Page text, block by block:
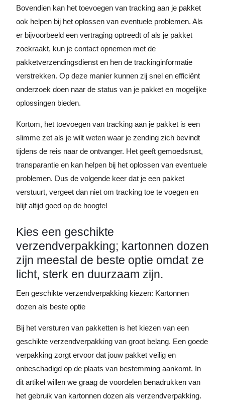
Bovendien kan het toevoegen van tracking aan je pakket
ook helpen bij het oplossen van eventuele problemen. Als
er bijvoorbeeld een vertraging optreedt of als je pakket
zoekraakt, kun je contact opnemen met de
pakketverzendingsdienst en hen de trackinginformatie
verstrekken. Op deze manier kunnen zij snel en efficiënt
onderzoek doen naar de status van je pakket en mogelijke
oplossingen bieden.
Kortom, het toevoegen van tracking aan je pakket is een
slimme zet als je wilt weten waar je zending zich bevindt
tijdens de reis naar de ontvanger. Het geeft gemoedsrust,
transparantie en kan helpen bij het oplossen van eventuele
problemen. Dus de volgende keer dat je een pakket
verstuurt, vergeet dan niet om tracking toe te voegen en
blijf altijd goed op de hoogte!
Kies een geschikte
verzendverpakking; kartonnen dozen
zijn meestal de beste optie omdat ze
licht, sterk en duurzaam zijn.
Een geschikte verzendverpakking kiezen: Kartonnen
dozen als beste optie
Bij het versturen van pakketten is het kiezen van een
geschikte verzendverpakking van groot belang. Een goede
verpakking zorgt ervoor dat jouw pakket veilig en
onbeschadigd op de plaats van bestemming aankomt. In
dit artikel willen we graag de voordelen benadrukken van
het gebruik van kartonnen dozen als verzendverpakking.